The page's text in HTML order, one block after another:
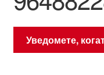
Уведомете,